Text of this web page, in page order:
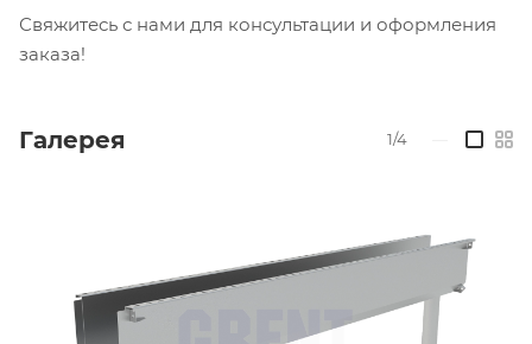
Свяжитесь с нами для консультации и оформления
заказа!
Галерея 1/4